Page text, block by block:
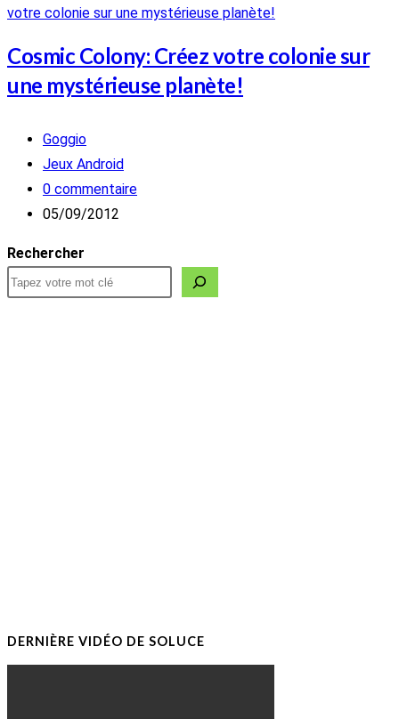
Cosmic Colony: Créez votre colonie sur
une mystérieuse planète!
Auteur/autrice
de
la
publication :
Goggio
Post
category:
Jeux Android
Commentaires
de
publication :
0 commentaire
Publication
05/09/2012
Rechercher
DERNIÈRE VIDÉO DE SOLUCE